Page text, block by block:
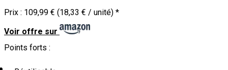
Prix : 109,99 € (18,33 € / unité) *
Voir offre sur
Points forts :